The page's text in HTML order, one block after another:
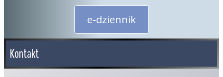
e-dziennik
Kontakt